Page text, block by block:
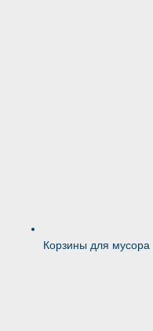
Корзины для мусора